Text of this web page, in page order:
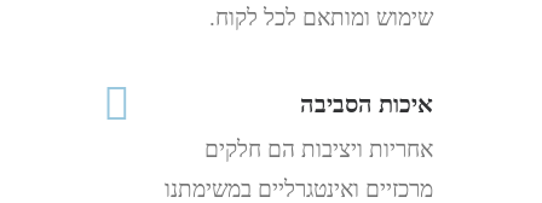
שימוש ומותאם לכל לקוח.
איכות הסביבה
אחריות ויציבות הם חלקים
מרכזיים ואינטגרליים במשימתנו